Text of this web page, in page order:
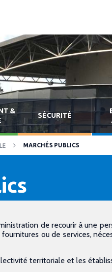
&
SÉCURITÉ
MARCHÉS PUBLICS
de recourir à une
ou de services,
territoriale et les